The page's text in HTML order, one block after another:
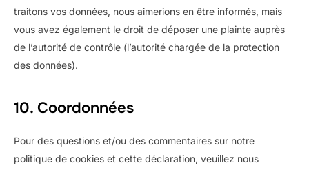
traitons vos données, nous aimerions en être informés, mais
vous avez également le droit de déposer une plainte auprès
de l’autorité de contrôle (l’autorité chargée de la protection
des données).
10. Coordonnées
Pour des questions et/ou des commentaires sur notre
politique de cookies et cette déclaration, veuillez nous